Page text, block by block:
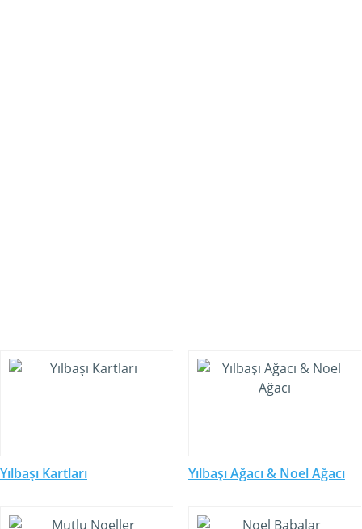
Yılbaşı Kartları Yılbaşı Ağacı & Noel Ağacı